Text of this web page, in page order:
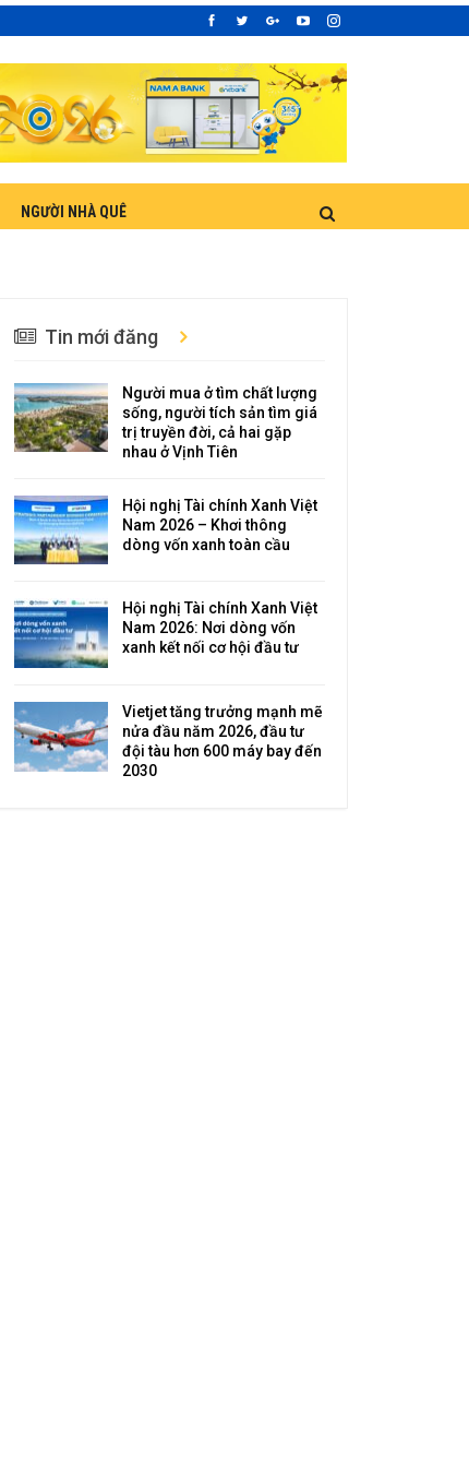
NGƯỜI NHÀ QUÊ
Tin mới đăng
Người mua ở tìm chất lượng
sống, người tích sản tìm giá
trị truyền đời, cả hai gặp
nhau ở Vịnh Tiên
Hội nghị Tài chính Xanh Việt
Nam 2026 – Khơi thông
dòng vốn xanh toàn cầu
Hội nghị Tài chính Xanh Việt
Nam 2026: Nơi dòng vốn
xanh kết nối cơ hội đầu tư
Vietjet tăng trưởng mạnh mẽ
nửa đầu năm 2026, đầu tư
đội tàu hơn 600 máy bay đến
2030